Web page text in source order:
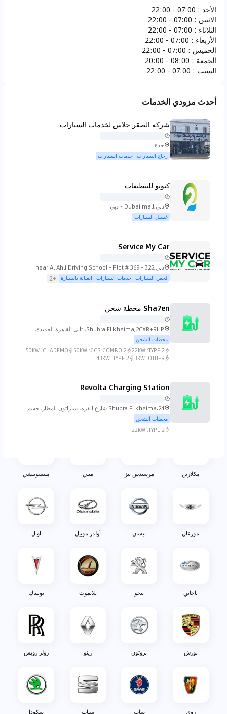
فيراري
لكزس لينكولن لوتس
ماهيندرا مازيراتي مازدا
مكلارين مرسيدس بنز ميني ميتسوبيشي
مورغان نيسان أولدز موبيل اوبل
باجاني بيجو بلايموث بونتياك
بورش بروتون رينو رولز رويس
روي ساب سيات سكودا
الأحد :
07:00 - 22:00
الاثنين :
07:00 - 22:00
الثلاثاء :
07:00 - 22:00
الأربعاء :
07:00 - 22:00
الخميس :
07:00 - 22:00
الجمعة :
08:00 - 20:00
السبت :
07:00 - 22:00
أحدث مزودي الخدمات
شركة الصقر جلاس لخدمات السيارات
جدة
زجاج السيارات خدمات السيارات
كيوتو للتنظيفات
دبي,Dubai mall - دبي
غسيل السيارات
Service My Car
دبي,near Al Ahli Driving School - Plot # 369 - 322
Street 21 - دبي
فحص السيارات خدمات السيارات العناية بالسيارة +2
Sha7en محطة شحن
Shubra El Kheima,2CXR+RHP، ثانى القاهرة الجديدة،
محافظة القاهرة‬ 4731501، مصر
محطات الشحن
TYPE 2:
22KW
CCS COMBO 2:
50KW
CHADEMO:
50KW
OTHER:
3KW
TYPE 2:
43KW
Revolta Charging Station
Shubra El Kheima,24 شارع انقره، شيراتون المطار، قسم
النزهة، محافظة القاهرة‬ 11361، مصر
محطات الشحن
TYPE 2:
22KW